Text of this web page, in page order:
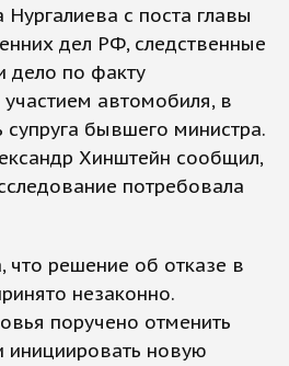
с поста главы
дел РФ, следственные
дело по факту
автомобиля, в
бывшего министра.
Хинштейн сообщил,
потребовала
что решение об отказе в
незаконно.
поручено отменить
инициировать новую